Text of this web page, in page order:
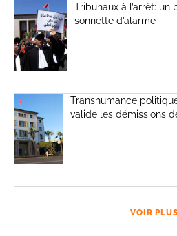
Tribunaux à l’arrêt:
sonnette d’alarme
Transhumance
valide les démissions
VOIR PLUS